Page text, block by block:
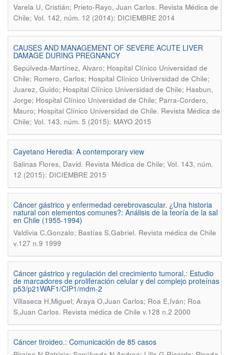
Varela U, Cristián; Prieto-Rayo, Juan Carlos. Revista Médica de
Chile; Vol. 142, núm. 12 (2014): DICIEMBRE 2014
CAUSES AND MANAGEMENT OF SEVERE ACUTE LIVER
DAMAGE DURING PREGNANCY
Sepúlveda-Martínez, Alvaro; Hospital Clínico Universidad de
Chile; Romero, Carlos; Hospital Clínico Universidad de Chile;
Juarez, Guido; Hospital Clínico Universidad de Chile; Hasbun,
Jorge; Hospital Clínico Universidad de Chile; Parra-Cordero,
Mauro; Hospital Clínico Universidad de Chile. Revista Médica de
Chile; Vol. 143, núm. 5 (2015): MAYO 2015
Cayetano Heredia: A contemporary view
Salinas Flores, David. Revista Médica de Chile; Vol. 143, núm.
12 (2015): DICIEMBRE 2015
Cáncer gástrico y enfermedad cerebrovascular. ¿Una historia
natural con elementos comunes?: Análisis de la teoría de la sal
en Chile (1955-1994)
Valdivia C,Gonzalo; Bastías S,Gabriel. Revista médica de Chile
v.127 n.9 1999
Cáncer gástrico y regulación del crecimiento tumoral.: Estudio
de marcadores de proliferación celular y del complejo proteínas
p53/p21WAF1/CIP1/mdm-2
Villaseca H,Miguel; Araya O,Juan Carlos; Roa E,Iván; Roa
S,Juan Carlos. Revista médica de Chile v.128 n.2 2000
Cáncer tiroideo.: Comunicación de 85 casos